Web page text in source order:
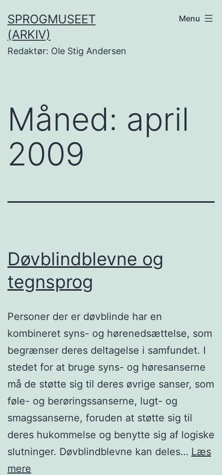
til
indhold
SPROGMUSEET
(ARKIV)
Redaktør: Ole Stig Andersen
Menu
Måned: april
2009
Døvblindblevne og
tegnsprog
Personer der er døvblinde har en
kombineret syns- og hørenedsættelse, som
begrænser deres deltagelse i samfundet. I
stedet for at bruge syns- og høresanserne
må de støtte sig til deres øvrige sanser, som
føle- og berøringssanserne, lugt- og
smagssanserne, foruden at støtte sig til
deres hukommelse og benytte sig af logiske
slutninger. Døvblindblevne kan deles… Læs
mere